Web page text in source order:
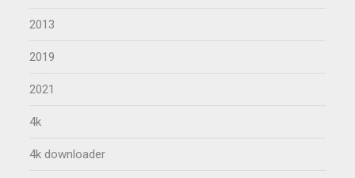
2013
2019
2021
4k
4k downloader